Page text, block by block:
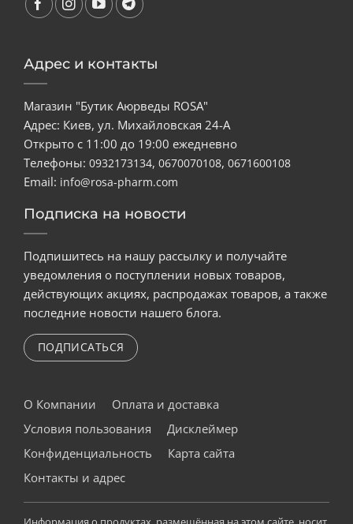
Адрес и контакты
Магазин "Бутик Аюрведы ROSA"
Адрес: Киев, ул. Михайловская 24-А
Открыто с 11:00 до 19:00 ежедневно
Телефоны: 0932173134, 0670070108, 0671600108
Email: info@rosa-pharm.com
Подписка на новости
Подпишитесь на нашу рассылку и получайте
уведомления о поступлении новых товаров,
действующих акциях, распродажах товаров, а также
последние новости нашего блога.
ПОДПИСАТЬСЯ
О Компании
Оплата и доставка
Условия пользования
Дисклеймер
Конфиденциальность
Карта сайта
Контакты и адрес